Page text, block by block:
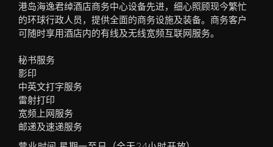
港岛海逸君绰酒店商务中心设备先进，细心照顾现今繁忙
的环球行政人员，提供全面的商务设施及装备。商务客户
可随时享用酒店内的有线及无线宽频互联网服务。
秘书服务
影印
中英文打字服务
雷射打印
宽频上网服务
邮递及速递服务